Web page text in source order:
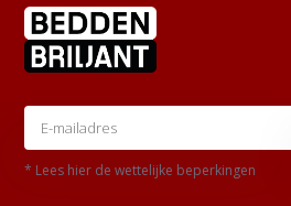
* Lees hier de wettelijke beperkingen